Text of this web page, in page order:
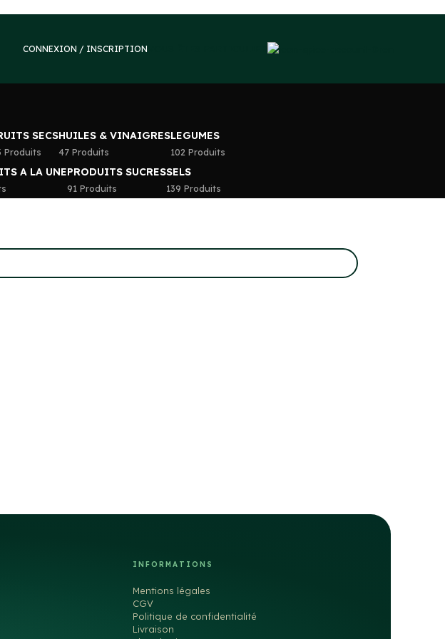
CONNEXION / INSCRIPTION
SECS
Produits
HUILES & VINAIGRES
47 Produits
LEGUMES
102 Produits
A LA UNEPRODUITS SUCRES
91 Produits
SELS
139 Produits
INFORMATIONS
Mentions légales
CGV
Politique de confidentialité
Livraison